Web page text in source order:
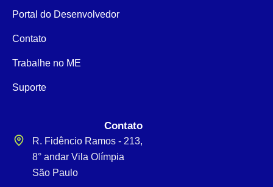
Portal do Desenvolvedor
Contato
Trabalhe no ME
Suporte
Contato
R. Fidêncio Ramos - 213,
8° andar Vila Olímpia
São Paulo